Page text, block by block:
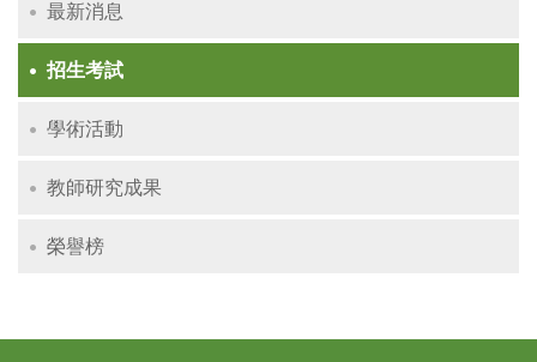
最新消息
招生考試
學術活動
教師研究成果
榮譽榜